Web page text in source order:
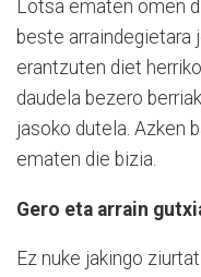
Lotsa ematen omen
beste arraindegietara
erantzuten diet
daudela bezero
jasoko dutela. Azken
ematen die bizia.
Gero eta arrain
Ez nuke jakingo